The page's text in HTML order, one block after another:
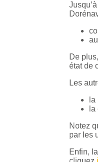
De
état de
Les
Notez
par les
Enfin,